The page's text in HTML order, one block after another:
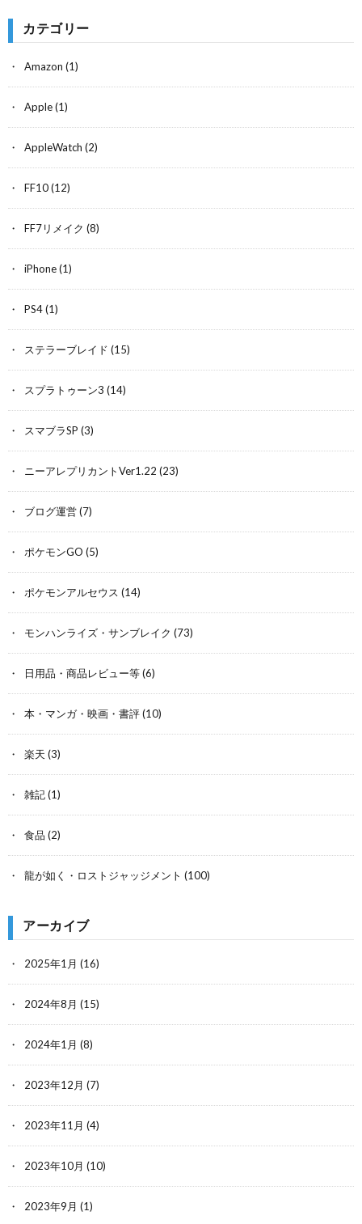
カテゴリー
Amazon (1)
Apple(1)
AppleWatch (2)
FF10(12)
FF7リメイク (8)
iPhone(1)
PS4(1)
ステラーブレイド (15)
スプラトゥーン3 (14)
スマブラSP (3)
ニーアレプリカントVer1.22 (23)
ブログ運営(7)
ポケモンGO (5)
ポケモンアルセウス (14)
モンハンライズ・サンブレイク (73)
日用品・商品レビュー等(6)
本・マンガ・映画・書評(10)
楽天 (3)
雑記(1)
食品 (2)
龍が如く・ロストジャッジメント (100)
アーカイブ
2025年1月 (16)
2024年8月 (15)
2024年1月 (8)
2023年12月 (7)
2023年11月 (4)
2023年10月 (10)
2023年9月 (1)